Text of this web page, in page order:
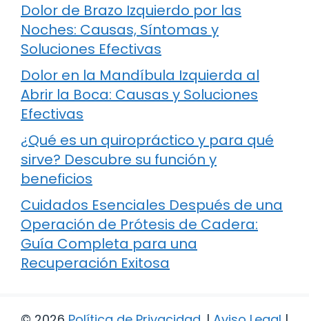
Dolor de Brazo Izquierdo por las
Noches: Causas, Síntomas y
Soluciones Efectivas
Dolor en la Mandíbula Izquierda al
Abrir la Boca: Causas y Soluciones
Efectivas
¿Qué es un quiropráctico y para qué
sirve? Descubre su función y
beneficios
Cuidados Esenciales Después de una
Operación de Prótesis de Cadera:
Guía Completa para una
Recuperación Exitosa